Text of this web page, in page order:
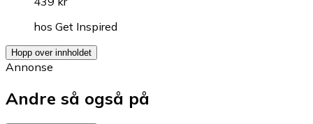
hos Get Inspired
Hopp over innholdet
Annonse
Andre så også på